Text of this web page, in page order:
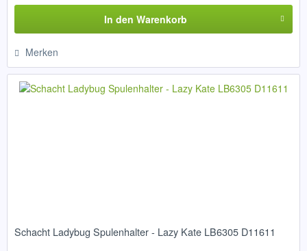
In den Warenkorb
Merken
Schacht Ladybug Spulenhalter - Lazy Kate LB6305 D11611